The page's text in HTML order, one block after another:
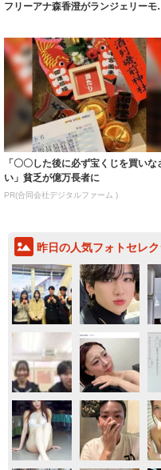
フリーアナ森香澄がランジェリーモ
「〇〇した後に必ず宝くじを買いな
い」貧乏が億万長者に
PR(合同会社デジタルファーム )
昨日の人気フォトセレ